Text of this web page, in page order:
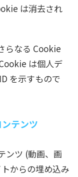
は消去され
らなる Cookie
は個人デ
を示すもので
テンツ
ンツ (動画、画
からの埋め込み